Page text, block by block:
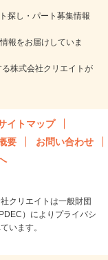
探し・パート募集情報
報をお届けしていま
株式会社クリエイトが
イトマップ
要
お問い合わせ
クリエイトは一般財団
）によりプライバシ
います。